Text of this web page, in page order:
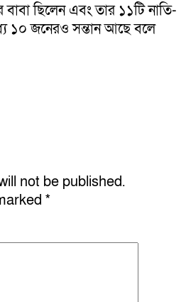
বাবা ছিলেন এবং তার ১১টি নাতি-
১০ জনেরও সন্তান আছে বলে
not be published.
*